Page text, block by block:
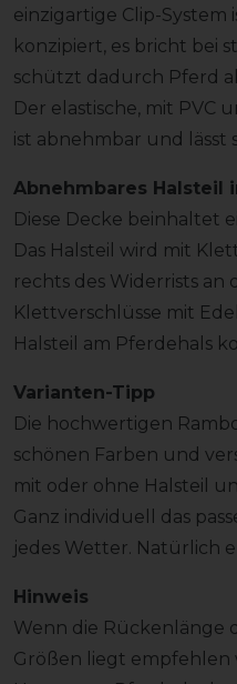
einzigartige Clip-
konzipiert, es bricht bei
schützt dadurch Pferd
Der elastische, mit PVC
ist abnehmbar und lässt
Abnehmbares Halsteil
Diese Decke beinhaltet
Das Halsteil wird mit
rechts des Widerrists an
Klettverschlüsse mit
Halsteil am Pferdehals
Varianten-Tipp
Die hochwertigen
schönen Farben und
mit oder ohne Halsteil
Ganz individuell das
jedes Wetter. Natürlich
Hinweis
Wenn die Rückenlänge
Größen liegt empfehlen